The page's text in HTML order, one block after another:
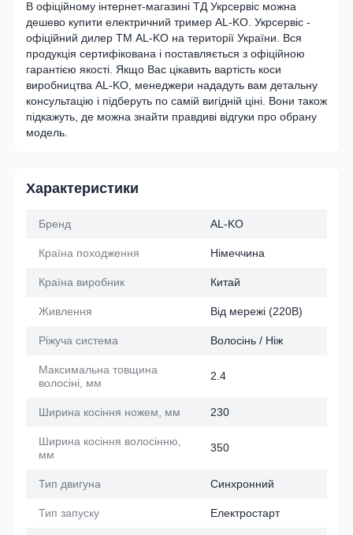
В офіційному інтернет-магазині ТД Укрсервіс можна
дешево купити електричний тример AL-KO. Укрсервіс -
офіційний дилер ТМ AL-KO на території України. Вся
продукція сертифікована і поставляється з офіційною
гарантією якості. Якщо Вас цікавить вартість коси
виробництва AL-KO, менеджери нададуть вам детальну
консультацію і підберуть по самій вигідній ціні. Вони також
підкажуть, де можна знайти правдиві відгуки про обрану
модель.
Характеристики
Бренд AL-KO
Країна походження Німеччина
Країна виробник Китай
Живлення Від мережі (220В)
Ріжуча система Волосінь / Ніж
Максимальна товщина
волосіні, мм
2.4
Ширина косіння ножем, мм 230
Ширина косіння волосінню,
мм
350
Тип двигуна Синхронний
Тип запуску Електростарт